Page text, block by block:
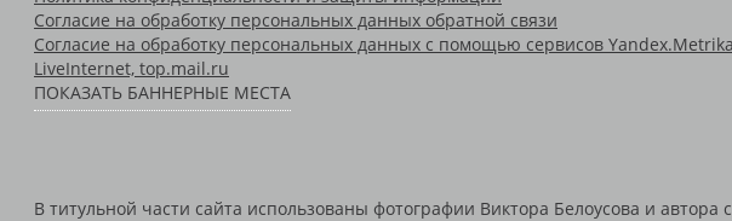
Согласие на обработку персональных данных обратной связи
Согласие на обработку персональных данных с помощью сервисов
LiveInternet, top.mail.ru
ПОКАЗАТЬ БАННЕРНЫЕ МЕСТА
В титульной части сайта использованы фотографии Виктора Белоусова и автора